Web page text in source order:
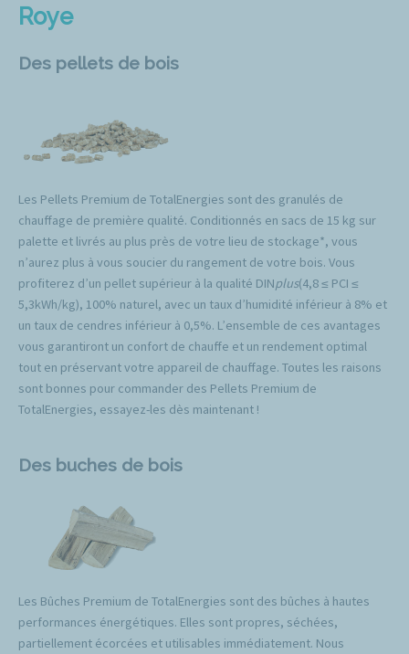
Roye
Des pellets de bois
Les Pellets Premium de TotalEnergies sont des granulés de
chauffage de première qualité. Conditionnés en sacs de 15 kg sur
palette et livrés au plus près de votre lieu de stockage*, vous
n’aurez plus à vous soucier du rangement de votre bois. Vous
profiterez d’un pellet supérieur à la qualité DINplus(4,8 ≤ PCI ≤
5,3kWh/kg), 100% naturel, avec un taux d’humidité inférieur à 8% et
un taux de cendres inférieur à 0,5%. L’ensemble de ces avantages
vous garantiront un confort de chauffe et un rendement optimal
tout en préservant votre appareil de chauffage. Toutes les raisons
sont bonnes pour commander des Pellets Premium de
TotalEnergies, essayez-les dès maintenant !
Des buches de bois
Les Bûches Premium de TotalEnergies sont des bûches à hautes
performances énergétiques. Elles sont propres, séchées,
partiellement écorcées et utilisables immédiatement. Nous